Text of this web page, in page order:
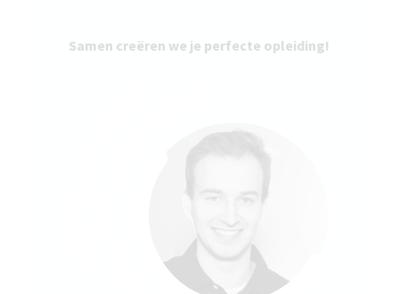
Samen creëren we je perfecte opleiding!